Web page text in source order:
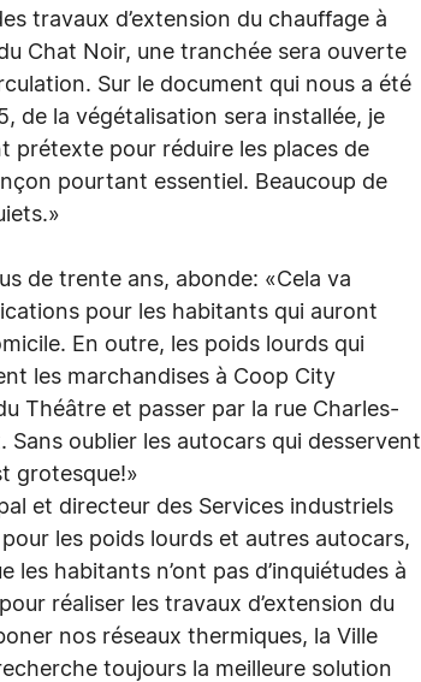
travaux d’extension du chauffage à
Chat Noir, une tranchée sera ouverte
Sur le document qui nous a été
de la végétalisation sera installée, je
prétexte pour réduire les places de
pourtant essentiel. Beaucoup de
de trente ans, abonde: «Cela va
pour les habitants qui auront
En outre, les poids lourds qui
les marchandises à Coop City
Théâtre et passer par la rue Charles-
oublier les autocars qui desservent
grotesque!»
et directeur des Services industriels
les poids lourds et autres autocars,
habitants n’ont pas d’inquiétudes à
réaliser les travaux d’extension du
nos réseaux thermiques, la Ville
toujours la meilleure solution